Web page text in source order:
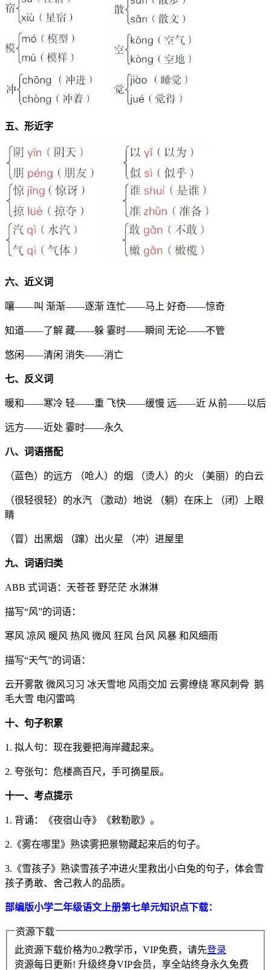
五、形近字
六、近义词
嚷——叫 渐渐——逐渐 连忙——马上 好奇——惊奇
知道——了解 藏——躲 霎时——瞬间 无论——不管
悠闲——清闲 消失——消亡
七、反义词
暖和——寒冷 轻——重 飞快——缓慢 远——近 从前——以后
远方——近处 霎时——永久
八、词语搭配
（蓝色）的远方 （呛人）的烟 （烫人）的火 （美丽）的白云
（很轻很轻）的水汽 （激动）地说 （躺）在床上 （闭）上眼
睛
（冒）出黑烟 （蹿）出火星 （冲）进屋里
九、词语归类
ABB 式词语：天苍苍 野茫茫 水淋淋
描写“风”的词语：
寒风 凉风 暖风 热风 微风 狂风 台风 风暴 和风细雨
描写“天气”的词语：
云开雾散 微风习习 冰天雪地 风雨交加 云雾缭绕 寒风刺骨 鹅
毛大雪 电闪雷鸣
十、句子积累
1. 拟人句：现在我要把海岸藏起来。
2. 夸张句：危楼高百尺，手可摘星辰。
十一、考点提示
1. 背诵：《夜宿山寺》《敕勒歌》。
2.《雾在哪里》熟读雾把景物藏起来后的句子。
3.《雪孩子》熟读雪孩子冲进火里救出小白兔的句子，体会雪
孩子勇敢、舍己救人的品质。
部编版小学二年级语文上册第七单元知识点下载：
资源下载
此资源下载价格为0.2教学币，VIP免费，请先登录
资源每日更新! 升级终身VIP会员，享全站终身永久免费